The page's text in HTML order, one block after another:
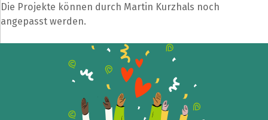
Die Projekte können durch Martin Kurzhals noch
angepasst werden.
Hilf mit noch mehr Spenden zu sammeln!
Facebook WhatsApp